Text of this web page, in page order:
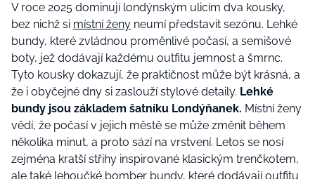
V roce 2025 dominují londýnským ulicím dva kousky,
bez nichž si místní ženy neumí představit sezónu. Lehké
bundy, které zvládnou proměnlivé počasí, a semišové
boty, jež dodávají každému outfitu jemnost a šmrnc.
Tyto kousky dokazují, že praktičnost může být krásná, a
že i obyčejné dny si zaslouží stylové detaily. Lehké
bundy jsou základem šatníku Londýňanek. Místní ženy
vědí, že počasí v jejich městě se může změnit během
několika minut, a proto sází na vrstvení. Letos se nosí
zejména kratší střihy inspirované klasickým trenčkotem,
ale také lehoučké bomber bundy, které dodávají outfitu